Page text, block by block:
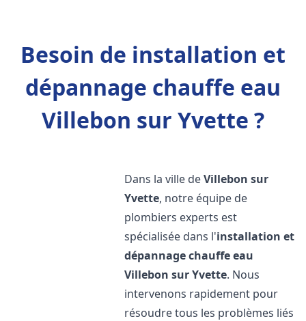
Besoin de installation et
dépannage chauffe eau
Villebon sur Yvette ?
Dans la ville deVillebon sur
Yvette, notre équipe de
plombiers experts est
spécialisée dans l'installation et
dépannage chauffe eau
Villebon sur Yvette. Nous
intervenons rapidement pour
résoudre tous les problèmes liés